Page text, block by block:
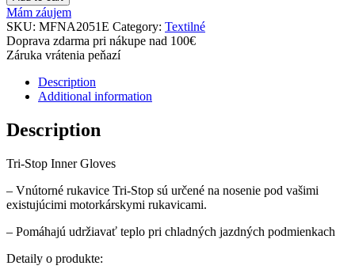
Mám záujem
SKU: MFNA2051E Category: Textilné
Doprava zdarma pri nákupe nad 100€
Záruka vrátenia peňazí
Description
Additional information
Description
Tri-Stop Inner Gloves
– Vnútorné rukavice Tri-Stop sú určené na nosenie pod vašimi
existujúcimi motorkárskymi rukavicami.
– Pomáhajú udržiavať teplo pri chladných jazdných podmienkach
Detaily o produkte: